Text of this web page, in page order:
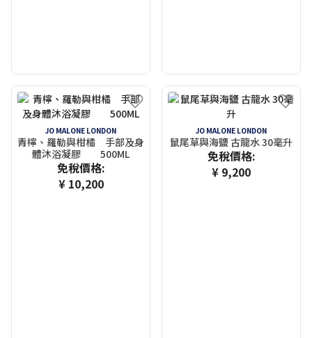
JO MALONE LONDON
青檸、羅勒與柑橘 手部及身
體沐浴凝膠 500ML
免稅價格:
¥ 10,200
JO MALONE LONDON
鼠尾草與海鹽 古龍水 30毫升
免稅價格:
¥ 9,200